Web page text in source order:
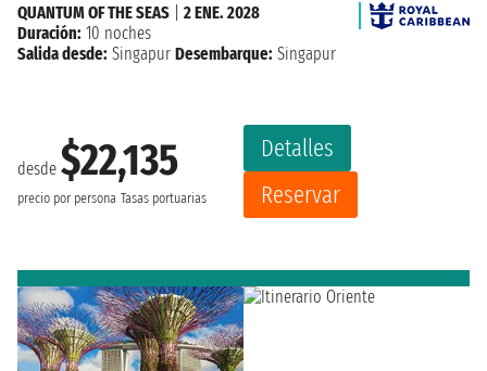
desde $22,135
precio por persona Tasas portuarias
Detalles
Reservar
QUANTUM OF THE SEAS
2 ENE. 2028
Duración: 10 noches
Salida desde: Singapur Desembarque: Singapur